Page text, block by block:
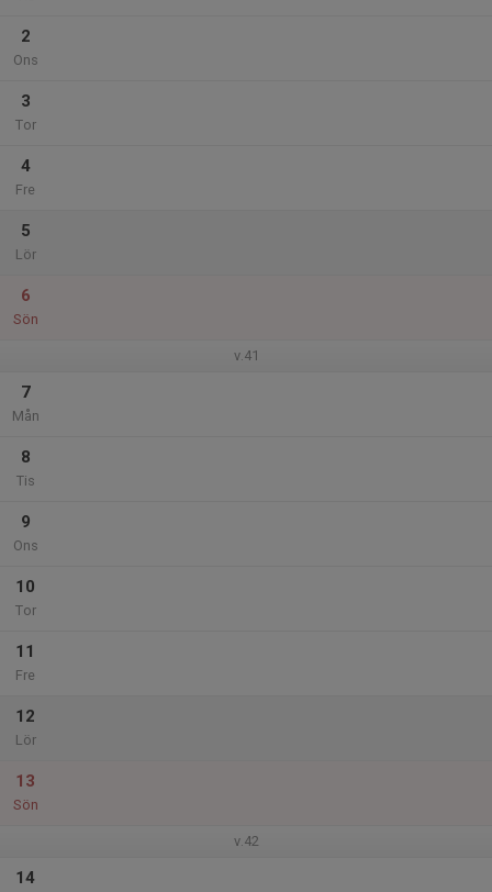
2
Ons
3
Tor
4
Fre
5
Lör
6
Sön
v.41
7
Mån
8
Tis
9
Ons
10
Tor
11
Fre
12
Lör
13
Sön
v.42
14